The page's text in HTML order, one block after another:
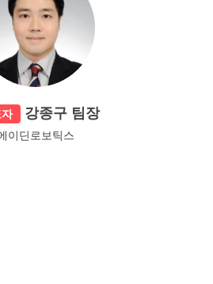
강종구 팀장
이딘로보틱스